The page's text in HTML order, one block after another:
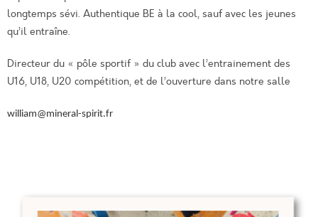
longtemps sévi. Authentique BE à la cool, sauf avec les jeunes
qu’il entraîne.
Directeur du « pôle sportif » du club avec l’entrainement des
U16, U18, U20 compétition, et de l’ouverture dans notre salle
william@mineral-spirit.fr